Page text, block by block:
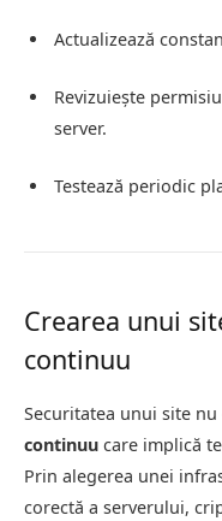
Actualizează
Revizuiește
server.
Testează periodic
Crearea unui
continuu
Securitatea unui site
continuu care implică
Prin alegerea unei
corectă a serverului,